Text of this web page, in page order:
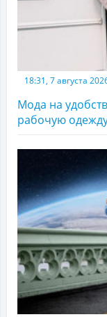
18:31, 7 августа
Мода на
рабочую